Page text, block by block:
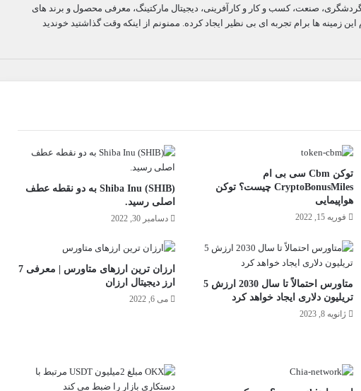
صنعت، کسب و کار و کارآفرینی، دیجیتال مارکتینگ، معرفی محصول و برند های
زمینه ها برام تجربه ای بی نظیر ایجاد کرده. ممنونم از اینکه وقت گذاشتید خوندید
توکن Cbm سی بی ام
CryptoBonusMiles چیست؟ توکن
هواپیمایی
فوریه 15, 2022
Shiba Inu (SHIB) به دو نقطه عطف
اصلی رسید.
دسامبر 30, 2022
متاورس احتمالاً تا سال 2030 ارزش 5
تریلیون دلاری ایجاد خواهد کرد
ژانویه 8, 2023
ارزان‌ ترین ارزهای متاورس | معرفی 7
ارز دیجیتال ارزان
می 6, 2022